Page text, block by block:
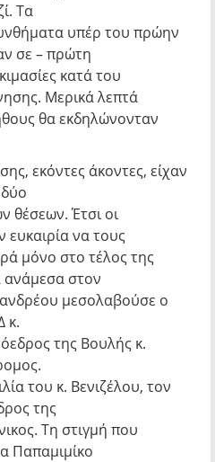
Τα
υπέρ του πρώην
σε – πρώτη
κατά του
Μερικά λεπτά
θα εκδηλώνονταν
εκόντες άκοντες, είχαν
θέσεων. Έτσι οι
ευκαιρία να τους
μόνο στο τέλος της
ανάμεσα στον
μεσολαβούσε ο
κ.
της Βουλής κ.
του κ. Βενιζέλου, τον
της
Τη στιγμή που
Παπαμιμίκο